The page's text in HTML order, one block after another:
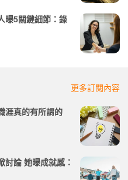
曝5關鍵細節：錄
更多訂閱內容
涯真的有所謂的
討論 她曝成就感：